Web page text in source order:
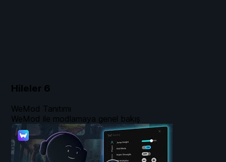
Hileler 6
WeMod Tanıtımı
WeMod ile modlamaya genel bakış